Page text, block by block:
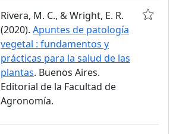
Rivera, M. C., & Wright, E. R.
(2020). Apuntes de patología
vegetal : fundamentos y
prácticas para la salud de las
plantas. Buenos Aires.
Editorial de la Facultad de
Agronomía.